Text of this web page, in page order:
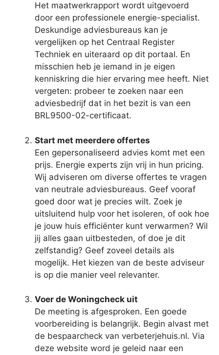
Het maatwerkrapport wordt uitgevoerd
door een professionele energie-specialist.
Deskundige adviesbureaus kan je
vergelijken op het Centraal Register
Techniek en uiteraard op dit portaal. En
misschien heb je iemand in je eigen
kenniskring die hier ervaring mee heeft. Niet
vergeten: probeer te zoeken naar een
adviesbedrijf dat in het bezit is van een
BRL9500-02-certificaat.
Start met meerdere offertes
Een gepersonaliseerd advies komt met een
prijs. Energie experts zijn vrij in hun pricing.
Wij adviseren om diverse offertes te vragen
van neutrale adviesbureaus. Geef vooraf
goed door wat je precies wilt. Zoek je
uitsluitend hulp voor het isoleren, of ook hoe
je jouw huis efficiënter kunt verwarmen? Wil
jij alles gaan uitbesteden, of doe je dit
zelfstandig? Geef zoveel details als
mogelijk. Het kiezen van de beste adviseur
is op die manier veel relevanter.
Voer de Woningcheck uit
De meeting is afgesproken. Een goede
voorbereiding is belangrijk. Begin alvast met
de bespaarcheck van verbeterjehuis.nl. Via
deze website word je geleid naar een